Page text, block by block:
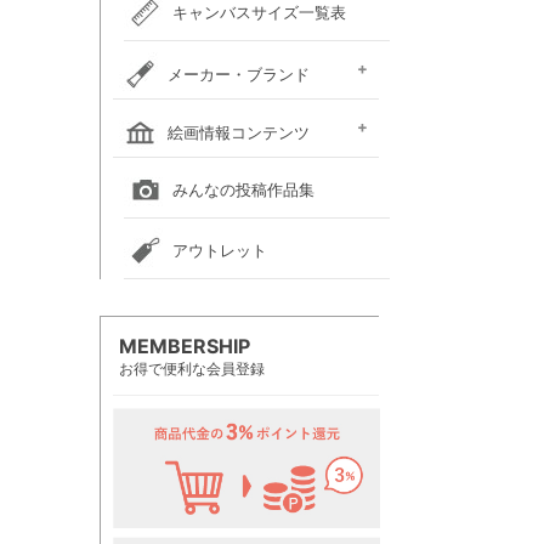
キャンバスサイズ一覧表
メーカー・ブランド
ホルベイン
クサカベ
レンブラント
ヴァンゴッホ
アムステルダム
リキテックス
ウィンザー＆ニュートン
ダーウェント
ターナー色彩
ファーバーカステル
吉祥
ナカガワ胡粉絵具
マルマン
瀬尾製額所
名村大成堂
マルオカ
すべてのメーカー・ブランド
絵画情報コンテンツ
全国の絵画教室一覧
全国の美術館一覧
全国の画廊一覧
みんなの投稿作品集
アウトレット
MEMBERSHIP
お得で便利な会員登録